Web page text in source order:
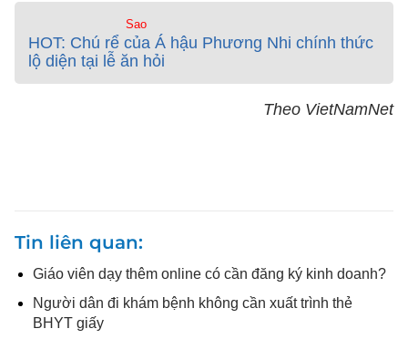
Sao
HOT: Chú rể của Á hậu Phương Nhi chính thức
lộ diện tại lễ ăn hỏi
Theo VietNamNet
Tin liên quan
Giáo viên dạy thêm online có cần đăng ký kinh doanh?
Người dân đi khám bệnh không cần xuất trình thẻ
BHYT giấy